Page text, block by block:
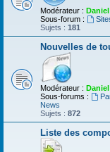
Modérateur :
Sous-forum :
Sujets : 181
Nouvelles de
Modérateur :
Sous-forums :
News
Sujets : 872
Liste des